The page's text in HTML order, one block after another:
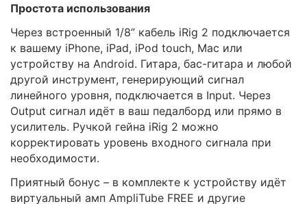
Простота использования
Через встроенный 1/8” кабель iRig 2 подключается
к вашему iPhone, iPad, iPod touch, Mac или
устройству на Android. Гитара, бас-гитара и любой
другой инструмент, генерирующий сигнал
линейного уровня, подключается в Input. Через
Output сигнал идёт в ваш педалборд или прямо в
усилитель. Ручкой гейна iRig 2 можно
корректировать уровень входного сигнала при
необходимости.
Приятный бонус – в комплекте к устройству идёт
виртуальный амп AmpliTube FREE и другие